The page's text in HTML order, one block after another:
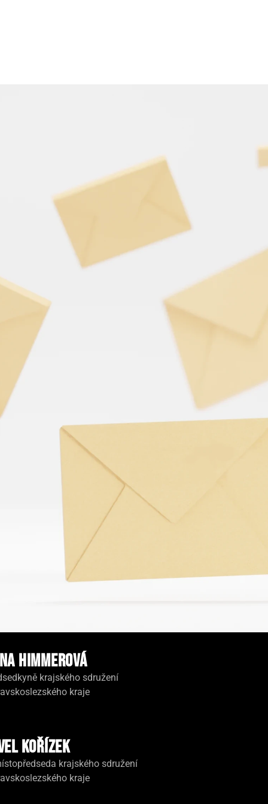
Himmerová
krajského sdružení
kraje
Kořízek
krajského sdružení
kraje